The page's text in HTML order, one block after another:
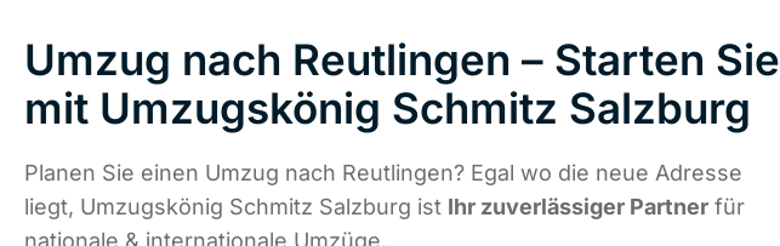
Umzug nach Reutlingen – Starten Sie
mit Umzugskönig Schmitz Salzburg
Planen Sie einen Umzug nach Reutlingen? Egal wo die neue Adresse
liegt, Umzugskönig Schmitz Salzburg ist Ihr zuverlässiger Partner für
nationale & internationale Umzüge.